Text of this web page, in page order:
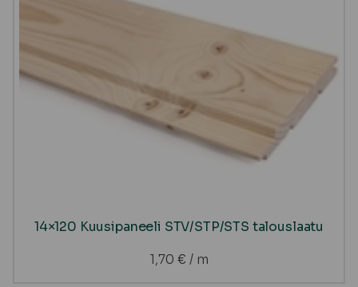
14×120 Kuusipaneeli STV/STP/STS talouslaatu
1,70 € / m